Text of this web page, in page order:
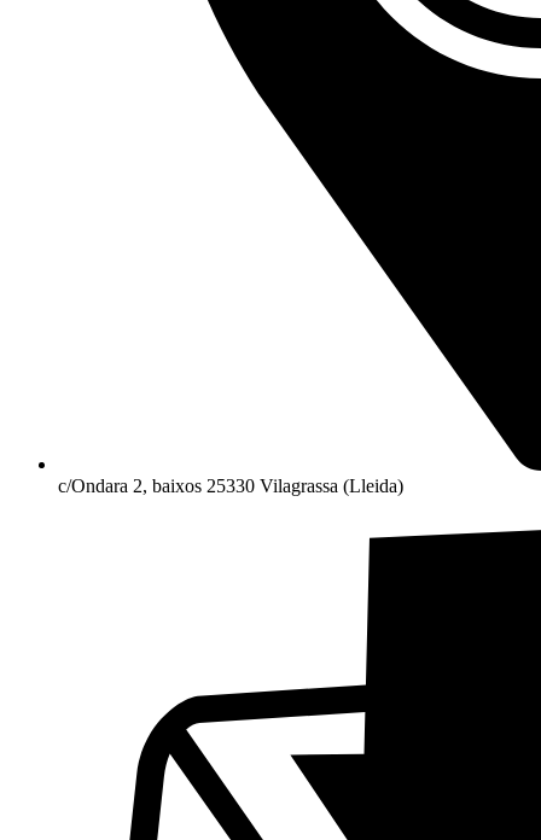
c/Ondara 2, baixos 25330 Vilagrassa (Lleida)